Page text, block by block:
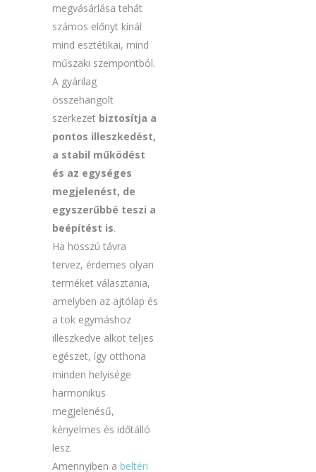
megvásárlása tehát
számos előnyt kínál
mind esztétikai, mind
műszaki szempontból.
A gyárilag
összehangolt
szerkezet biztosítja a
pontos illeszkedést,
a stabil működést
és az egységes
megjelenést, de
egyszerűbbé teszi a
beépítést is.
Ha hosszú távra
tervez, érdemes olyan
terméket választania,
amelyben az ajtólap és
a tok egymáshoz
illeszkedve alkot teljes
egészet, így otthona
minden helyisége
harmonikus
megjelenésű,
kényelmes és időtálló
lesz.
Amennyiben a beltéri